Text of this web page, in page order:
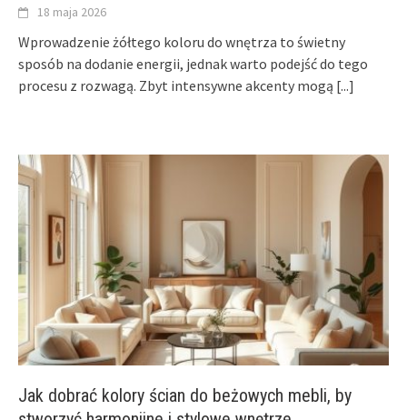
18 maja 2026
Wprowadzenie żółtego koloru do wnętrza to świetny
sposób na dodanie energii, jednak warto podejść do tego
procesu z rozwagą. Zbyt intensywne akcenty mogą [...]
Jak dobrać kolory ścian do beżowych mebli, by